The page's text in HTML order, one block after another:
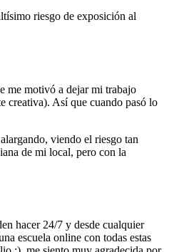
riesgo de exposición al
me motivó a dejar mi trabajo
creativa). Así que cuando pasó lo
viendo el riesgo tan
de mi local, pero con la
hacer 24/7 y desde cualquier
escuela online con todas estas